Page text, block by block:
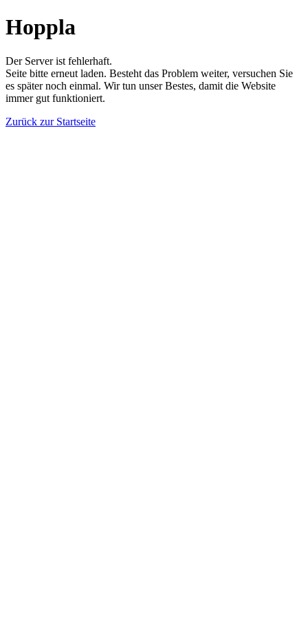
Hoppla
Der Server ist fehlerhaft.
Seite bitte erneut laden. Besteht das Problem weiter, versuchen Sie
es später noch einmal. Wir tun unser Bestes, damit die Website
immer gut funktioniert.
Zurück zur Startseite